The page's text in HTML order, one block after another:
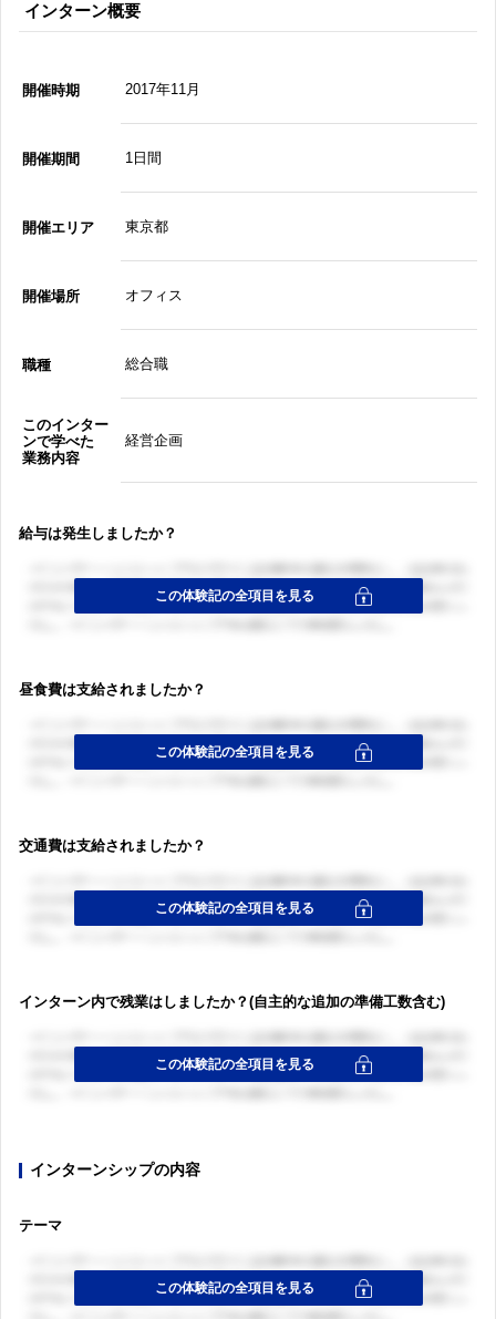
インターン概要
開催時期 2017年11月
開催期間 1日間
開催エリア 東京都
開催場所 オフィス
職種 総合職
このインター
ンで学べた
業務内容
経営企画
給与は発生しましたか？
昼食費は支給されましたか？
交通費は支給されましたか？
インターン内で残業はしましたか？(自主的な追加の準備工数含む)
インターンシップの内容
テーマ
ログイン・会員登録